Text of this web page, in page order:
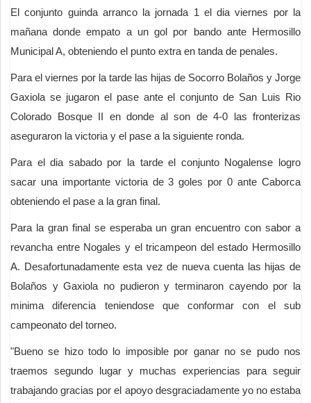
El conjunto guinda arranco la jornada 1 el dia viernes por la
mañana donde empato a un gol por bando ante Hermosillo
Municipal A, obteniendo el punto extra en tanda de penales.
Para el viernes por la tarde las hijas de Socorro Bolaños y Jorge
Gaxiola se jugaron el pase ante el conjunto de San Luis Rio
Colorado Bosque II en donde al son de 4-0 las fronterizas
aseguraron la victoria y el pase a la siguiente ronda.
Para el dia sabado por la tarde el conjunto Nogalense logro
sacar una importante victoria de 3 goles por 0 ante Caborca
obteniendo el pase a la gran final.
Para la gran final se esperaba un gran encuentro con sabor a
revancha entre Nogales y el tricampeon del estado Hermosillo
A. Desafortunadamente esta vez de nueva cuenta las hijas de
Bolaños y Gaxiola no pudieron y terminaron cayendo por la
minima diferencia teniendose que conformar con el sub
campeonato del torneo.
"Bueno se hizo todo lo imposible por ganar no se pudo nos
traemos segundo lugar y muchas experiencias para seguir
trabajando gracias por el apoyo desgraciadamente yo no estaba